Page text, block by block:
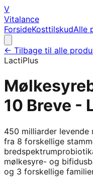
V
Vitalance
ForsideKosttilskudAlle
← Tilbage til alle
LactiPlus
10 Breve -
450 milliarder
fra 8 forskellige
mølkesyre- og
og 3 forskellige